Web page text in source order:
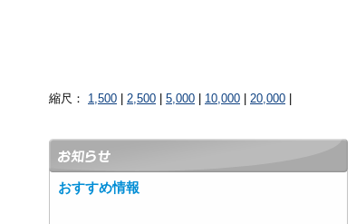
縮尺： 1,500 2,500 5,000 10,000 20,000
おすすめ情報